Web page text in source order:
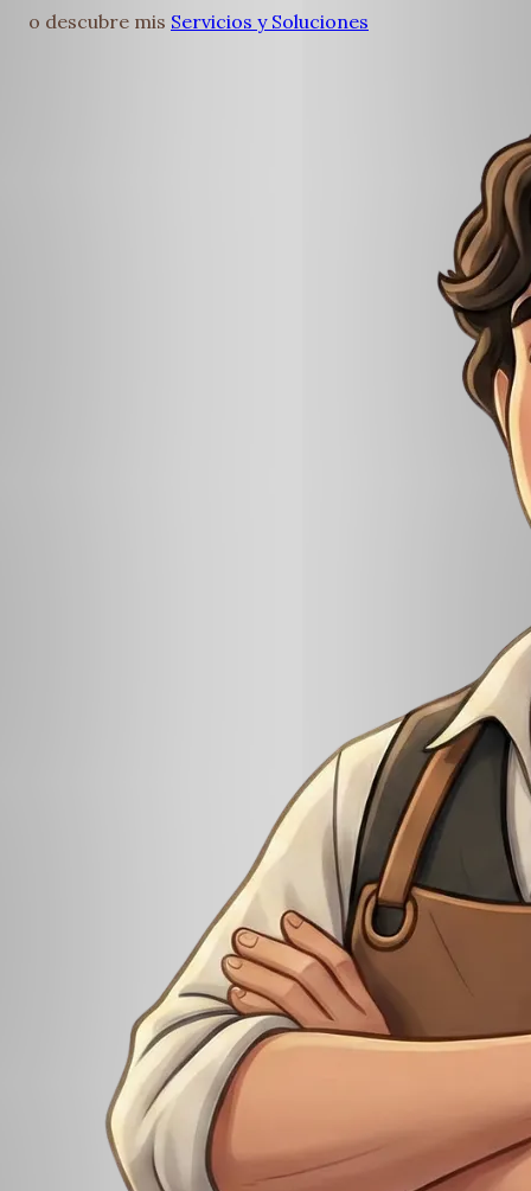
o descubre mis Servicios y Soluciones